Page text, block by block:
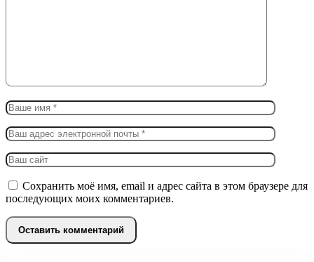
Сохранить моё имя, email и адрес сайта в этом браузере для
последующих моих комментариев.